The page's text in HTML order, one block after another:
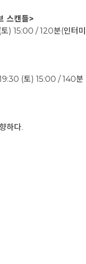
스캔들>
) 15:00 / 120분(인터미
(토) 15:00 / 140분
하다.